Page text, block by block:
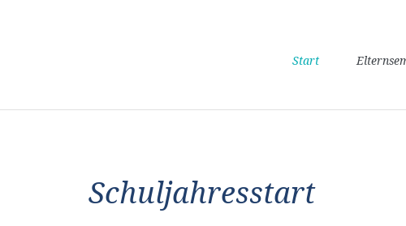
Navigation
Start
Schuljahresstart